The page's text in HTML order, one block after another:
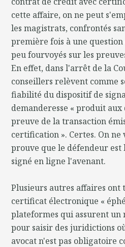
cette affaire, on ne peut
les magistrats, confrontés
première fois à une
peu fourvoyés sur les
En effet, dans l'arrêt de la
conseillers relèvent comme
fiabilité du dispositif de
demanderesse « produit
preuve de la transaction
certification ». Certes. On ne
prouve que le défendeur est
signé en ligne l'avenant.
Plusieurs autres affaires ont
certificat électronique «
plateformes qui assurent
pour saisir des juridictions
avocat n'est pas obligatoire